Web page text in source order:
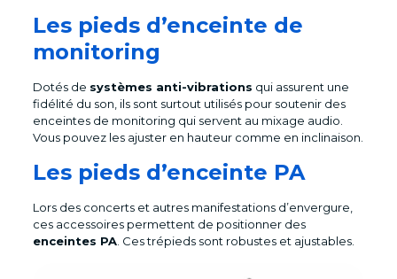
Les pieds d’enceinte de
monitoring
Dotés de systèmes anti-vibrations qui assurent une
fidélité du son, ils sont surtout utilisés pour soutenir des
enceintes de monitoring qui servent au mixage audio.
Vous pouvez les ajuster en hauteur comme en inclinaison.
Les pieds d’enceinte PA
Lors des concerts et autres manifestations d’envergure,
ces accessoires permettent de positionner des
enceintes PA. Ces trépieds sont robustes et ajustables.